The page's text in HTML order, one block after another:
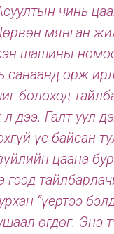
чинь
мянган
шашины
санаанд орж
болоход
дээ. Галт уул
үе байсан
цаана
гээд
“үертээ
өгдөг. Энэ